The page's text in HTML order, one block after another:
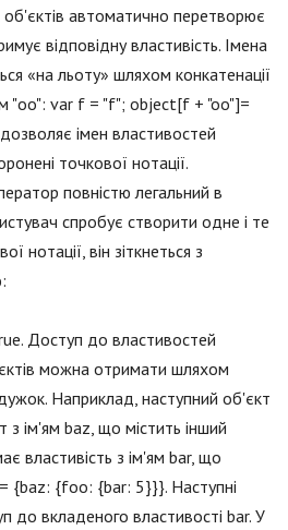
автоматично перетворює
відповідну властивість. Імена
«на льоту» шляхом конкатенації
"oo": var f = "f"; object[f + "oo"]=
імен властивостей
точкової нотації.
повністю легальний в
спробує створити одне і те
нотації, він зіткнеться з
Доступ до властивостей
можна отримати шляхом
Наприклад, наступний об'єкт
з ім'ям baz, що містить інший
властивість з ім'ям bar, що
{baz: {foo: {bar: 5}}}. Наступні
до вкладеного властивості bar. У